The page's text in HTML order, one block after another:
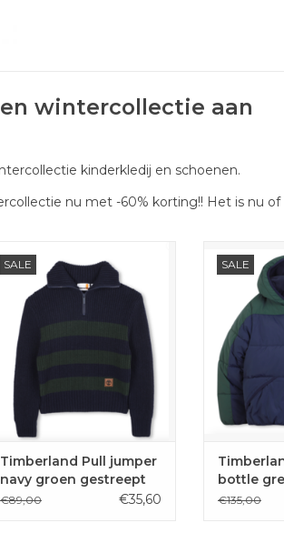
wintercollectie aan
kinderkledij en schoenen.
nu met -60% korting!! Het is nu of
SALE
Timberland met korte rits.
TOEVOEGEN AAN
WINKELWAGEN
Timberland Pull jumper
navy groen gestreept
€89,00 €35,60
SALE
elastiek
mouwen
bottle
€135,00